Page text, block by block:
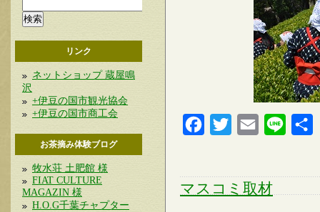
リンク
ネットショップ 蔵屋鳴
沢
+伊豆の国市観光協会
+伊豆の国市商工会
お茶摘み体験ブログ
牧水荘 土肥館 様
FIAT CULTURE
MAGAZIN 様
H.O.G千葉チャプター
FacebookTwitter Email Line
マスコミ取材